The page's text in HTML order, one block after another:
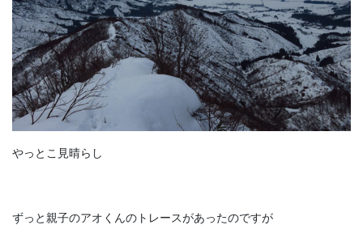
やっとこ見晴らし
ずっと親子のアオくんのトレースがあったのですが